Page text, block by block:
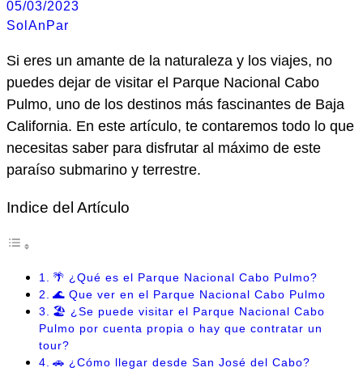
05/03/2023
SolAnPar
Si eres un amante de la naturaleza y los viajes, no
puedes dejar de visitar el Parque Nacional Cabo
Pulmo, uno de los destinos más fascinantes de Baja
California. En este artículo, te contaremos todo lo que
necesitas saber para disfrutar al máximo de este
paraíso submarino y terrestre.
Indice del Artículo
🌴 ¿Qué es el Parque Nacional Cabo Pulmo?
🌊 Que ver en el Parque Nacional Cabo Pulmo
🏖️ ¿Se puede visitar el Parque Nacional Cabo
Pulmo por cuenta propia o hay que contratar un
tour?
🚗 ¿Cómo llegar desde San José del Cabo?